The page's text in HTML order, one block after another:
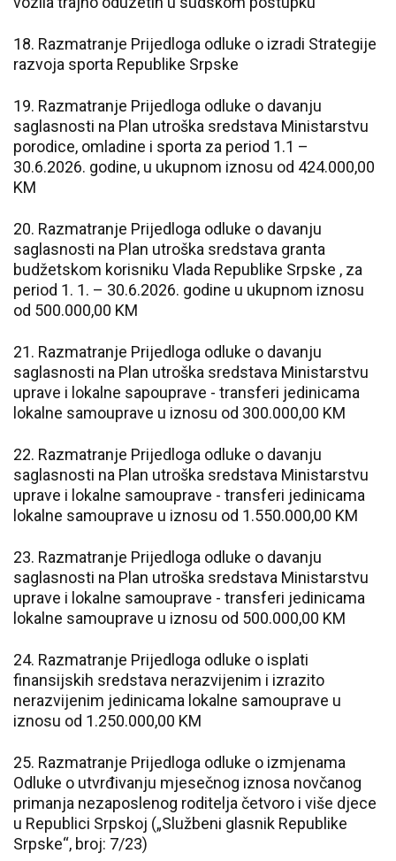
18. Razmatranje Prijedloga odluke o izradi Strategije
razvoja sporta Republike Srpske
19. Razmatranje Prijedloga odluke o davanju
saglasnosti na Plan utroška sredstava Ministarstvu
porodice, omladine i sporta za period 1.1 –
30.6.2026. godine, u ukupnom iznosu od 424.000,00
KM
20. Razmatranje Prijedloga odluke o davanju
saglasnosti na Plan utroška sredstava granta
budžetskom korisniku Vlada Republike Srpske , za
period 1. 1. – 30.6.2026. godine u ukupnom iznosu
od 500.000,00 KM
21. Razmatranje Prijedloga odluke o davanju
saglasnosti na Plan utroška sredstava Ministarstvu
uprave i lokalne sapouprave - transferi jedinicama
lokalne samouprave u iznosu od 300.000,00 KM
22. Razmatranje Prijedloga odluke o davanju
saglasnosti na Plan utroška sredstava Ministarstvu
uprave i lokalne samouprave - transferi jedinicama
lokalne samouprave u iznosu od 1.550.000,00 KM
23. Razmatranje Prijedloga odluke o davanju
saglasnosti na Plan utroška sredstava Ministarstvu
uprave i lokalne samouprave - transferi jedinicama
lokalne samouprave u iznosu od 500.000,00 KM
24. Razmatranje Prijedloga odluke o isplati
finansijskih sredstava nerazvijenim i izrazito
nerazvijenim jedinicama lokalne samouprave u
iznosu od 1.250.000,00 KM
25. Razmatranje Prijedloga odluke o izmjenama
Odluke o utvrđivanju mjesečnog iznosa novčanog
primanja nezaposlenog roditelja četvoro i više djece
u Republici Srpskoj („Službeni glasnik Republike
Srpske“, broj: 7/23)